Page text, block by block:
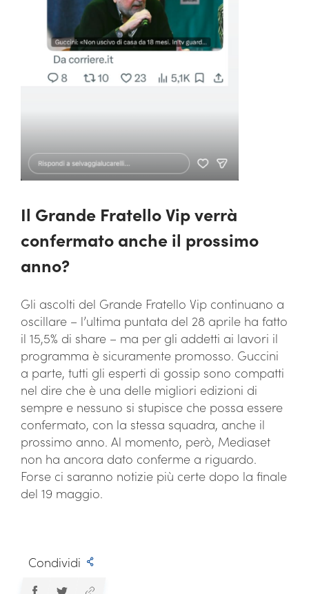
Il Grande Fratello Vip verrà
confermato anche il prossimo
anno?
Gli ascolti del Grande Fratello Vip continuano a
oscillare – l’ultima puntata del 28 aprile ha fatto
il 15,5% di share – ma per gli addetti ai lavori il
programma è sicuramente promosso. Guccini
a parte, tutti gli esperti di gossip sono compatti
nel dire che è una delle migliori edizioni di
sempre e nessuno si stupisce che possa essere
confermato, con la stessa squadra, anche il
prossimo anno. Al momento, però, Mediaset
non ha ancora dato conferme a riguardo.
Forse ci saranno notizie più certe dopo la finale
del 19 maggio.
Condividi